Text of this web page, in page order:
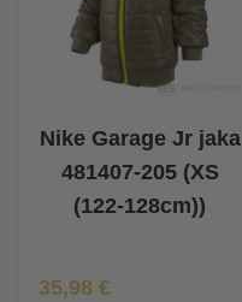
Nike Garage Jr jaka
481407-205 (XS
(122-128cm))
Īpaša Cena
35,98 €